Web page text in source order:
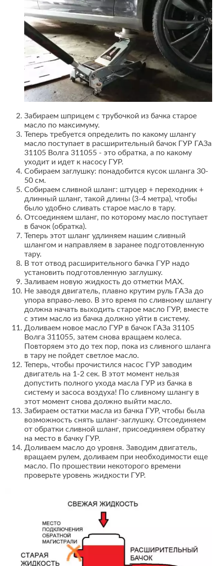
Забираем шприцем с трубочкой из бачка старое
масло по максимуму.
Теперь требуется определить по какому шлангу
масло поступает в расширительный бачок ГУР ГАЗа
31105 Волга 311055 - это обратка, а по какому
уходит и идет к насосу ГУР.
Собираем заглушку: понадобится кусок шланга 30-
50 см.
Собираем сливной шланг: штуцер + переходник +
длинный шланг, такой длины (3-4 метра), чтобы
было удобно сливать старое масло в тару.
Отсоединяем шланг, по которому масло поступает
в бачок (обратка).
Теперь этот шланг удлиняем нашим сливный
шлангом и направляем в заранее подготовленную
тару.
В тот отвод расширительного бачка ГУР надо
установить подготовленную заглушку.
Заливаем новую жидкость до отметки MAX.
Не заводя двигатель, плавно крутим руль ГАЗа до
упора вправо-лево. В это время по сливному шлангу
должна начать выходить старое масло ГУР, вместе
с этим масло из бачка должно уйти в систему.
Доливаем новое масло ГУР в бачок ГАЗа 31105
Волга 311055, затем снова вращаем колеса.
Повторяем это до тех пор, пока из сливного шланга
в тару не пойдет светлое масло.
Теперь, чтобы прочистился насос ГУР заводим
двигатель на 1-2 сек. В этот момент нельзя
допустить полного ухода масла ГУР из бачка в
систему и засоса воздуха! По сливному шлангу в
этот момент снова должно выйти масло.
Забираем остатки масла из бачка ГУР, чтобы была
возможность снять шланг-заглушку. Отсоединяем
от обратки сливной шланг, присоединяем обратку
на место в бачку ГУР.
Доливаем масло до уровня. Заводим двигатель,
вращаем рулем, доливаем при необходимости еще
масло. По прошествии некоторого времени
проверьте уровень жидкости ГУР.